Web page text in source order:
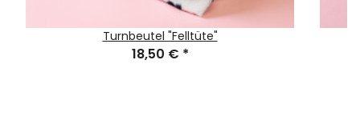
Turnbeutel "Felltüte"
18,50 € *